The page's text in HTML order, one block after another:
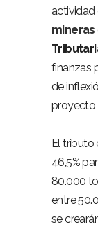
actividad
mineras
finanzas
de
proyecto
El
46,5%
80.000
entre
se